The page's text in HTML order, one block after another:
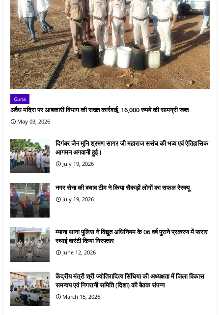
Guna
अवैध मदिरा पर आबकारी विभाग की सख्त कार्रवाई, 16,000 रुपये की सामग्री जब्त
May 03, 2026
दिगंबर जैन मुनि श्रमण सागर जी महाराज ससंघ की भव्य एवं ऐतिहासिक
आगमन अगवानी हुई।
July 19, 2026
नगर सेना की बचाव टीम ने किया सैकड़ों लोगों का सफल रेस्क्यू
July 19, 2026
म्याना थाना पुलिस ने विद्युत अधिनियम के 06 वर्ष पुराने प्रकरण में फरार
स्थाई वारंटी किया गिरफ्तार
June 12, 2026
केंद्रीय मंत्री श्री ज्योतिरादित्य सिंधिया की अध्यक्षता में जिला विकास
समन्वय एवं निगरानी समिति (दिशा) की बैठक संपन्न
March 15, 2026